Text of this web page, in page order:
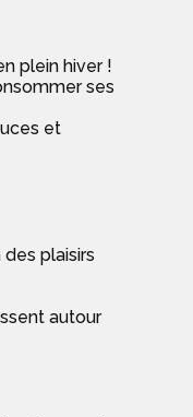
plein hiver !
ses
et
plaisirs
autour